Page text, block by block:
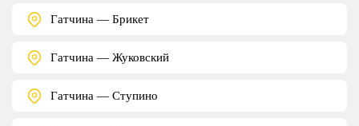
Гатчина — Брикет
Гатчина — Жуковский
Гатчина — Ступино